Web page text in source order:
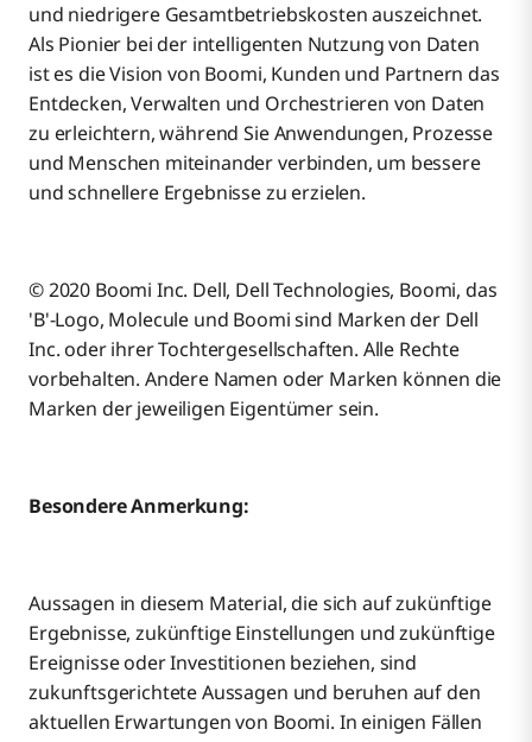
und niedrigere Gesamtbetriebskosten auszeichnet.
Als Pionier bei der intelligenten Nutzung von Daten
ist es die Vision von Boomi, Kunden und Partnern das
Entdecken, Verwalten und Orchestrieren von Daten
zu erleichtern, während Sie Anwendungen, Prozesse
und Menschen miteinander verbinden, um bessere
und schnellere Ergebnisse zu erzielen.
© 2020 Boomi Inc. Dell, Dell Technologies, Boomi, das
'B'-Logo, Molecule und Boomi sind Marken der Dell
Inc. oder ihrer Tochtergesellschaften. Alle Rechte
vorbehalten. Andere Namen oder Marken können die
Marken der jeweiligen Eigentümer sein.
Besondere Anmerkung:
Aussagen in diesem Material, die sich auf zukünftige
Ergebnisse, zukünftige Einstellungen und zukünftige
Ereignisse oder Investitionen beziehen, sind
zukunftsgerichtete Aussagen und beruhen auf den
aktuellen Erwartungen von Boomi. In einigen Fällen